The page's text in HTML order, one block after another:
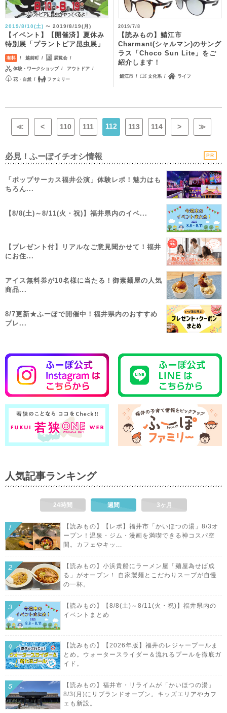
2019/8/10(土) 〜 2019/8/19(月)
【イベント】【開催済】夏休み
特別展「プラントピア昆虫展」
有料 越前町 展覧会
体験・ワークショップ アウトドア
花・自然 ファミリー
2019/7/8
【読みもの】鯖江市
Charmant(シャルマン)のサング
ラス「Choco Sun Lite」をご
紹介します！
鯖江市 文化系 ライフ
≪ < 110 111 112 113 114 > ≫
必見！ふーぽイチオシ情報 PR
「ポップサーカス福井公演」体験レポ！魅力はも
ちろん...
【8/8(土)～8/11(火・祝)】福井県内のイベ...
【プレゼント付】リアルなご意見聞かせて！福井
にお住...
アイス無料券が10名様に当たる！御素麺屋の人気
商品...
8/7更新★ふーぽで開催中！福井県内のおすすめ
プレ...
人気記事ランキング
24時間 週間 3ヶ月
【読みもの】【レポ】福井市「かいほつの湯」8/3オ
ープン！温泉・ジム・漫画を満喫できる神コスパ空
間。カフェやキッ...
【読みもの】小浜貴船にラーメン屋「麺屋為せば成
る」がオープン！ 自家製麺とこだわりスープが自慢
の一杯。
【読みもの】【8/8(土)～8/11(火・祝)】福井県内の
イベントまとめ
【読みもの】【2026年版】福井のレジャープールま
とめ。ウォータースライダー＆流れるプールを徹底ガ
イド。
【読みもの】福井市・リライムが「かいほつの湯」
8/3(月)にリブランドオープン。キッズエリアやカフ
ェも新設。